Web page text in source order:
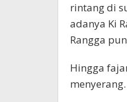
rintang di
adanya Ki
Rangga
Hingga
menyerang.